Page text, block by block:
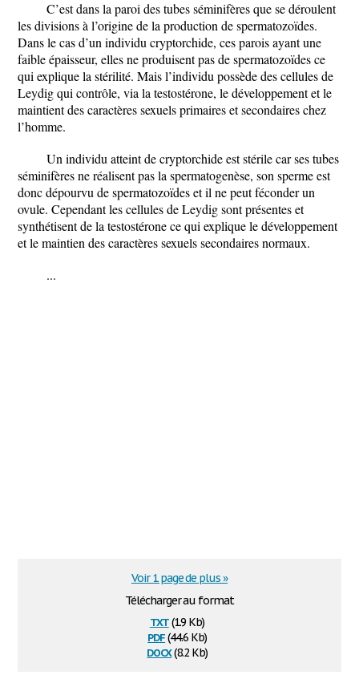
C’est dans la paroi des tubes séminifères que se déroulent
les divisions à l’origine de la production de spermatozoïdes.
Dans le cas d’un individu cryptorchide, ces parois ayant une
faible épaisseur, elles ne produisent pas de spermatozoïdes ce
qui explique la stérilité. Mais l’individu possède des cellules de
Leydig qui contrôle, via la testostérone, le développement et le
maintient des caractères sexuels primaires et secondaires chez
l’homme.
Un individu atteint de cryptorchide est stérile car ses tubes
séminifères ne réalisent pas la spermatogenèse, son sperme est
donc dépourvu de spermatozoïdes et il ne peut féconder un
ovule. Cependant les cellules de Leydig sont présentes et
synthétisent de la testostérone ce qui explique le développement
et le maintien des caractères sexuels secondaires normaux.
...
Télécharger au format
txt(1.9 Kb)
pdf(44.6 Kb)
docx(8.2 Kb)
Voir 1 page de plus »